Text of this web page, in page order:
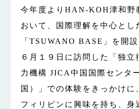
今年度よりHAN-KOH津和野
おいて、国際理解を中心とし
「TSUWANO BASE」を開設
６月１９日に訪問した「独立
力機構 JICA中国国際センタ
国）」での体験をきっかけに
フィリピンに興味を持ち、身